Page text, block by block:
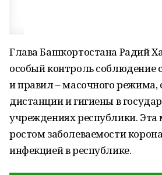
Глава Башкортостана Радий
особый контроль соблюдение
и правил – масочного режима,
дистанции и гигиены в
учреждениях республики. Эта
ростом заболеваемости
инфекцией в республике.